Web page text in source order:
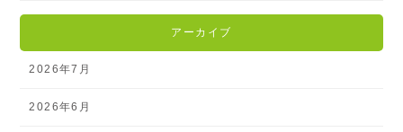
アーカイブ
2026年7月
2026年6月